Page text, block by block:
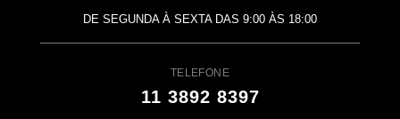
DE SEGUNDA À SEXTA DAS 9:00 ÀS 18:00
TELEFONE
11 3892 8397